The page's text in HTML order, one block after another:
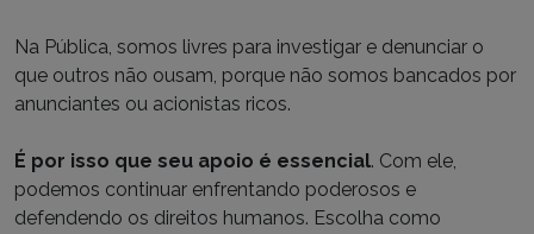
Na Pública, somos livres para investigar e denunciar o
que outros não ousam, porque não somos bancados por
anunciantes ou acionistas ricos.
É por isso que seu apoio é essencial. Com ele,
podemos continuar enfrentando poderosos e
defendendo os direitos humanos. Escolha como